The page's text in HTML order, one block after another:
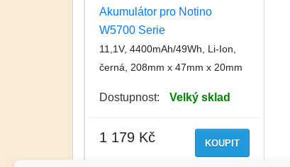
Akumulátor pro Notino
W5700 Serie
11,1V, 4400mAh/49Wh, Li-Ion,
černá, 208mm x 47mm x 20mm
Dostupnost: Velký sklad
KOUPIT
1 179 Kč